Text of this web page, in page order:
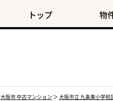
トップ 物
大阪市 中古マンション ＞ 大阪市立 九条東小学校